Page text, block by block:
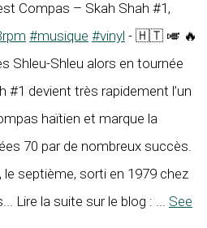
Compas – Skah Shah #1,
#musique #vinyl - 🇭🇹 🎺 🔥
Shleu-Shleu alors en tournée
#1 devient très rapidement l’un
haïtien et marque la
70 par de nombreux succès.
septième, sorti en 1979 chez
Lire la suite sur le blog : ... See